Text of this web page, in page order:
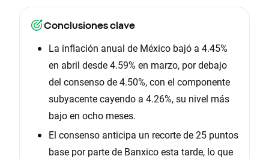
Conclusiones clave
La inflación anual de México bajó a 4.45%
en abril desde 4.59% en marzo, por debajo
del consenso de 4.50%, con el componente
subyacente cayendo a 4.26%, su nivel más
bajo en ocho meses.
El consenso anticipa un recorte de 25 puntos
base por parte de Banxico esta tarde, lo que